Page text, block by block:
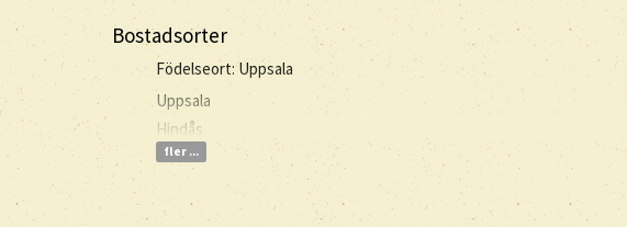
Bostadsorter
Födelseort: Uppsala
Uppsala
Hindås
fler ...